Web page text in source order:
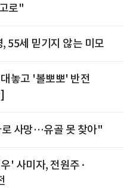
로"
55세 믿기지 않는 미모
놓고 '볼뽀뽀' 반전
사망…유골 못 찾아"
' 사미자, 전원주·